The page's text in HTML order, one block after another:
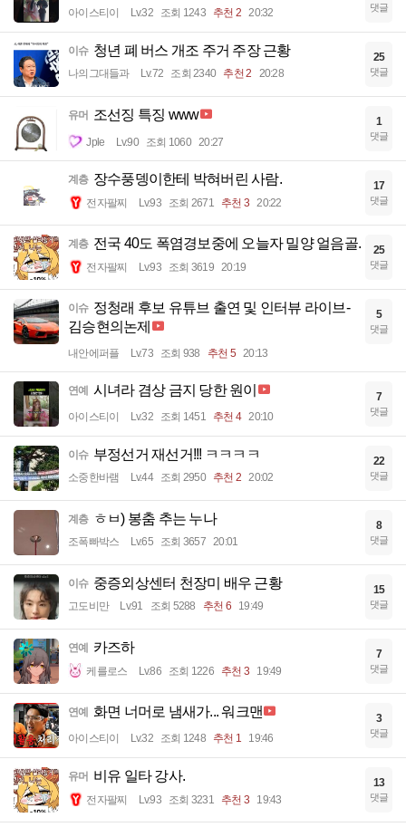
아이스티이 Lv.32 조회 1243 추천 2 20:32 댓글
이슈 청년 폐 버스 개조 주거 주장 근황
나의그대들과 Lv.72 조회 2340 추천 2 20:28
25
댓글
유머 조선징 특징 www
Jple Lv.90 조회 1060 20:27
1
댓글
계층 장수풍뎅이한테 박혀버린 사람.
전자팔찌 Lv.93 조회 2671 추천 3 20:22
17
댓글
계층 전국 40도 폭염경보중에 오늘자 밀양 얼음골.
전자팔찌 Lv.93 조회 3619 20:19
25
댓글
이슈 정청래 후보 유튜브 출연 및 인터뷰 라이브-
김승현의논제
내안에퍼플 Lv.73 조회 938 추천 5 20:13
5
댓글
연예 시녀라 겸상 금지 당한 원이
아이스티이 Lv.32 조회 1451 추천 4 20:10
7
댓글
이슈 부정선거 재선거!!! ㅋㅋㅋㅋ
소중한바램 Lv.44 조회 2950 추천 2 20:02
22
댓글
계층 ㅎㅂ) 봉춤 추는 누나
조폭빠박스 Lv.65 조회 3657 20:01
8
댓글
이슈 중증외상센터 천장미 배우 근황
고도비만 Lv.91 조회 5288 추천 6 19:49
15
댓글
연예 카즈하
케를로스 Lv.86 조회 1226 추천 3 19:49
7
댓글
연예 화면 너머로 냄새가... 워크맨
아이스티이 Lv.32 조회 1248 추천 1 19:46
3
댓글
유머 비유 일타 강사.
전자팔찌 Lv.93 조회 3231 추천 3 19:43
13
댓글